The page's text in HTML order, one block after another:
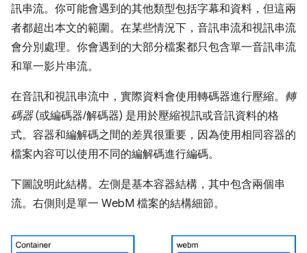
訊串流。你可能會遇到的其他類型包括字幕和資料，但這兩
者都超出本文的範圍。在某些情況下，音訊串流和視訊串流
會分別處理。你會遇到的大部分檔案都只包含單一音訊串流
和單一影片串流。
在音訊和視訊串流中，實際資料會使用轉碼器進行壓縮。 轉
碼器(或編碼器/解碼器) 是用於壓縮視訊或音訊資料的格
式。容器和編解碼之間的差異很重要，因為使用相同容器的
檔案內容可以使用不同的編解碼進行編碼。
下圖說明此結構。左側是基本容器結構，其中包含兩個串
流。右側則是單一 WebM 檔案的結構細節。